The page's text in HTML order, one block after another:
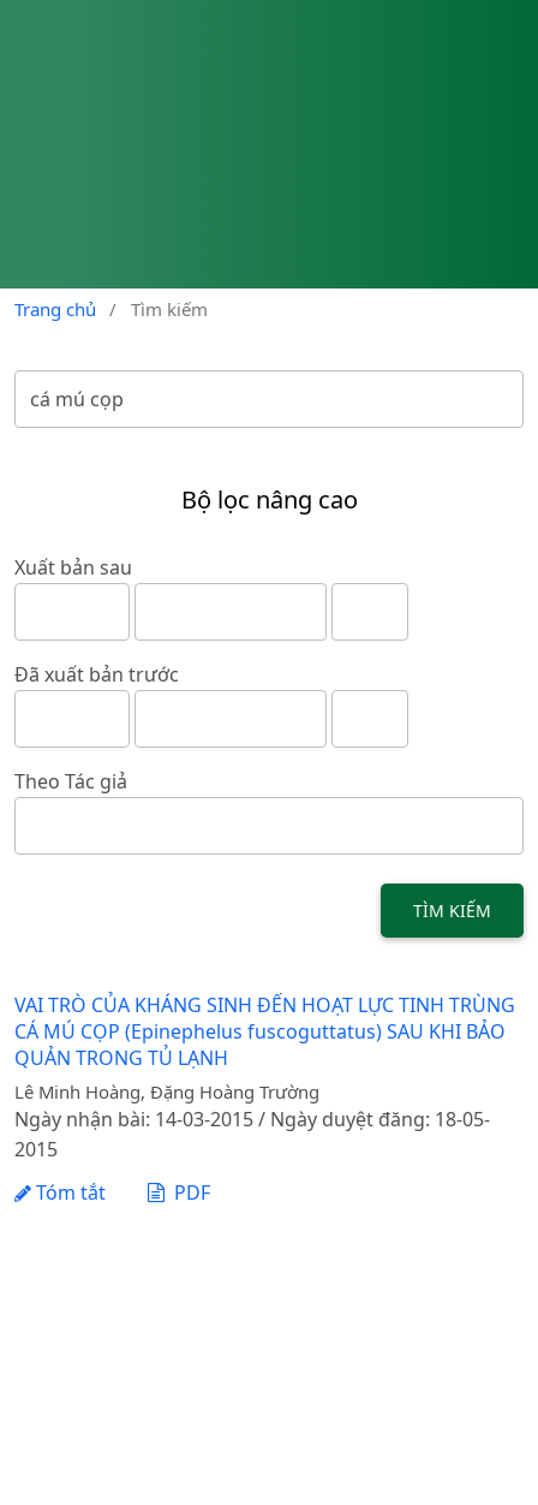
Trang chủ / Tìm kiếm
Bộ lọc nâng cao
Xuất bản sau
Đã xuất bản trước
Theo Tác giả
TÌM KIẾM
VAI TRÒ CỦA KHÁNG SINH ĐẾN HOẠT LỰC TINH TRÙNG
CÁ MÚ CỌP (Epinephelus fuscoguttatus) SAU KHI BẢO
QUẢN TRONG TỦ LẠNH
Lê Minh Hoàng, Đặng Hoàng Trường
Ngày nhận bài: 14-03-2015 / Ngày duyệt đăng: 18-05-
2015
Tóm tắt
PDF